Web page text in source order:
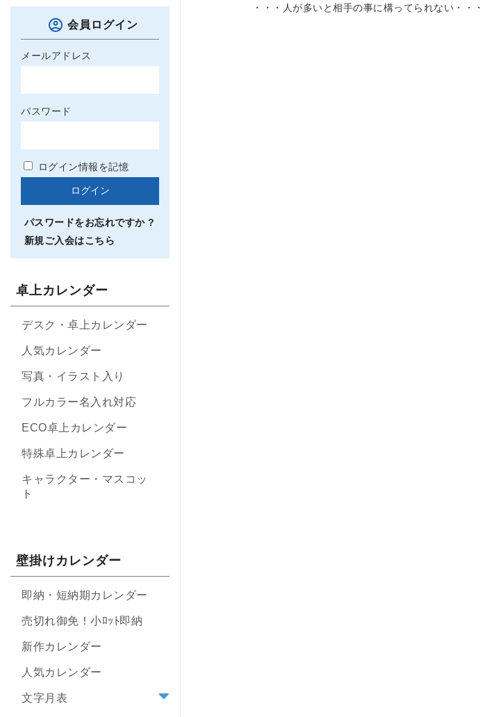
・・・人が多いと相手の事に構ってられない・・
会員ログイン
メールアドレス
パスワード
ログイン情報を記憶
パスワードをお忘れですか ?
新規ご入会はこちら
卓上カレンダー
デスク・卓上カレンダー
人気カレンダー
写真・イラスト入り
フルカラー名入れ対応
ECO卓上カレンダー
特殊卓上カレンダー
キャラクター・マスコッ
ト
壁掛けカレンダー
即納・短納期カレンダー
売切れ御免！小ﾛｯﾄ即納
新作カレンダー
人気カレンダー
文字月表